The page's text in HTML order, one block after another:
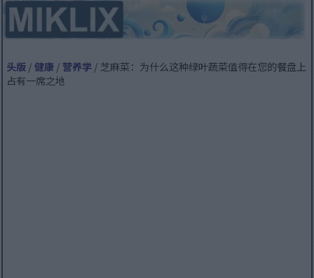
头版 /健康 /营养学 / 芝麻菜：为什么这种绿叶蔬菜值得在您的餐盘上
占有一席之地